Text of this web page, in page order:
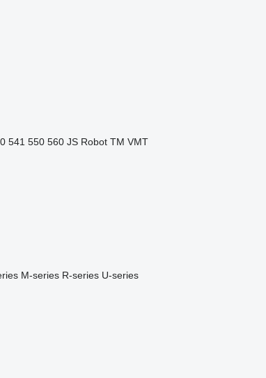
541 550 560 JS Robot TM VMT
M-series R-series U-series